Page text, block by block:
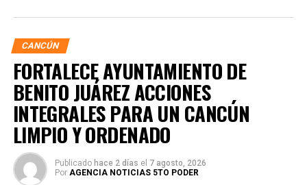
CANCÚN
FORTALECE AYUNTAMIENTO DE
BENITO JUÁREZ ACCIONES
INTEGRALES PARA UN CANCÚN
LIMPIO Y ORDENADO
Publicado hace 2 días el 7 agosto, 2026
Por AGENCIA NOTICIAS 5TO PODER